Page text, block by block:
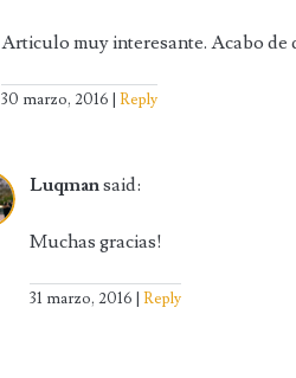
Articulo muy interesante. Acabo
30 marzo, 2016 Reply
Luqmansaid:
Muchas gracias!
31 marzo, 2016 Reply